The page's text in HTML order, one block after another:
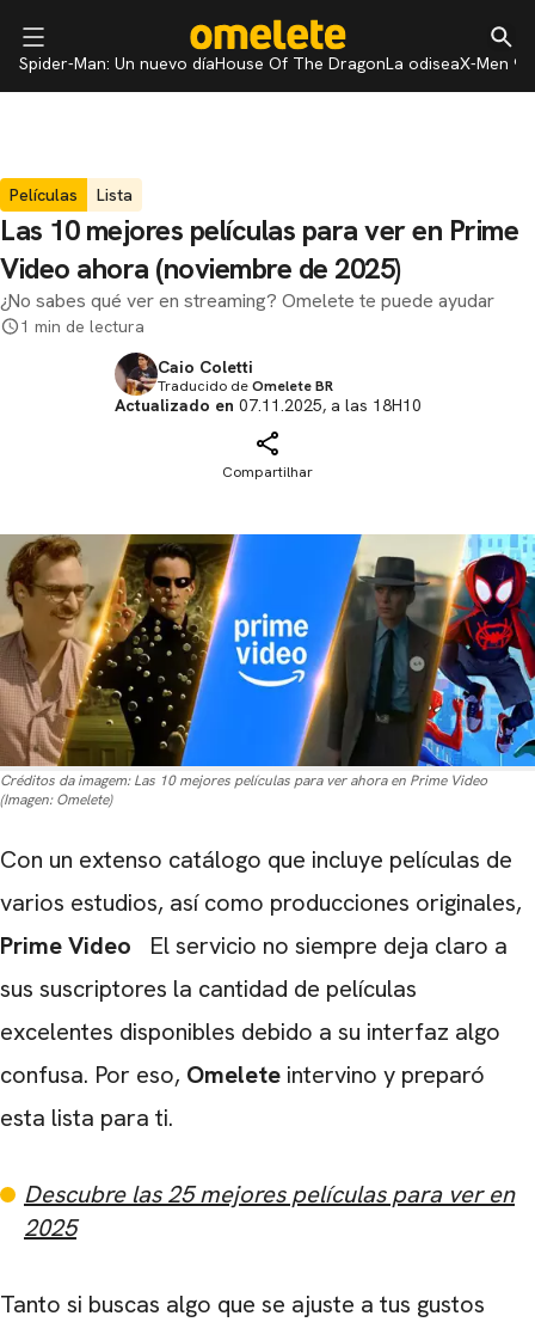
Spider-Man: Un nuevo díaHouse Of The DragonLa odiseaX-Men 97
Películas Lista
Las 10 mejores películas para ver en Prime
Video ahora (noviembre de 2025)
¿No sabes qué ver en streaming? Omelete te puede ayudar
1 min de lectura
Caio Coletti
Traducido deOmelete BR
Actualizado en 07.11.2025, a las 18H10
Compartilhar
Créditos da imagem: Las 10 mejores películas para ver ahora en Prime Video
(Imagen: Omelete)
Con un extenso catálogo que incluye películas de
varios estudios, así como producciones originales,
Prime Video
El servicio no siempre deja claro a
sus suscriptores la cantidad de películas
excelentes disponibles debido a su interfaz algo
confusa. Por eso, Omelete intervino y preparó
esta lista para ti.
Descubre las 25 mejores películas para ver en
2025
Tanto si buscas algo que se ajuste a tus gustos